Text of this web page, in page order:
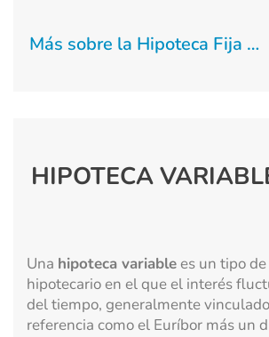
Más sobre la Hipoteca Fija …
HIPOTECA
Una hipoteca variable es un tipo
hipotecario en el que el interés
del tiempo, generalmente
referencia como el Euríbor más un